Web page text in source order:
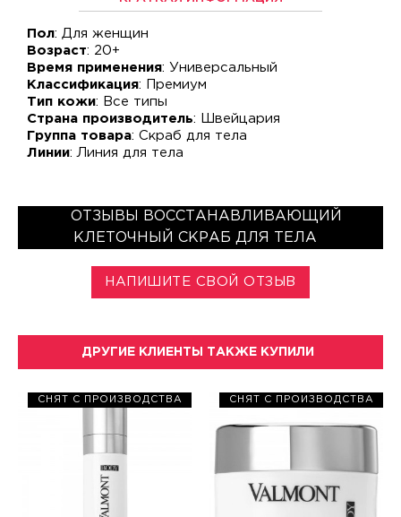
Пол: Для женщин
Возраст: 20+
Время применения: Универсальный
Классификация: Премиум
Тип кожи: Все типы
Страна производитель: Швейцария
Группа товара: Скраб для тела
Линии: Линия для тела
ОТЗЫВЫ ВОССТАНАВЛИВАЮЩИЙ
КЛЕТОЧНЫЙ СКРАБ ДЛЯ ТЕЛА
НАПИШИТЕ СВОЙ ОТЗЫВ
ДРУГИЕ КЛИЕНТЫ ТАКЖЕ КУПИЛИ
СНЯТ С ПРОИЗВОДСТВА СНЯТ С ПРОИЗВОДСТВА